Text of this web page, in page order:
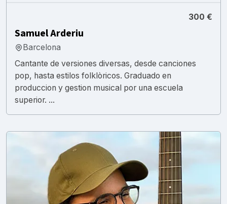
300 €
Samuel Arderiu
Barcelona
Cantante de versiones diversas, desde canciones
pop, hasta estilos folklòricos. Graduado en
produccion y gestion musical por una escuela
superior. ...